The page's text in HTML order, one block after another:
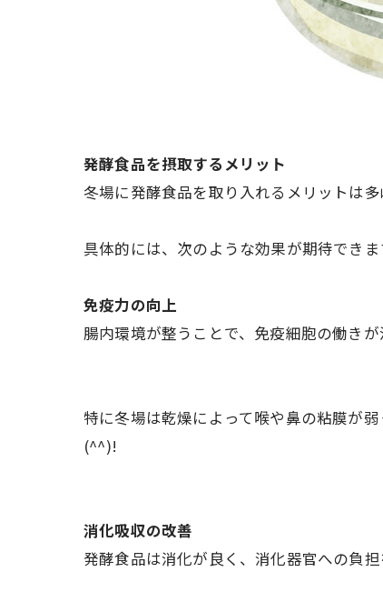
発酵食品を摂取するメリット
冬場に発酵食品を取り入れるメリットは多
具体的には、次のような効果が期待でき
免疫力の向上
腸内環境が整うことで、免疫細胞の働き
特に冬場は乾燥によって喉や鼻の粘膜が
(^^)!
消化吸収の改善
発酵食品は消化が良く、消化器官への負担